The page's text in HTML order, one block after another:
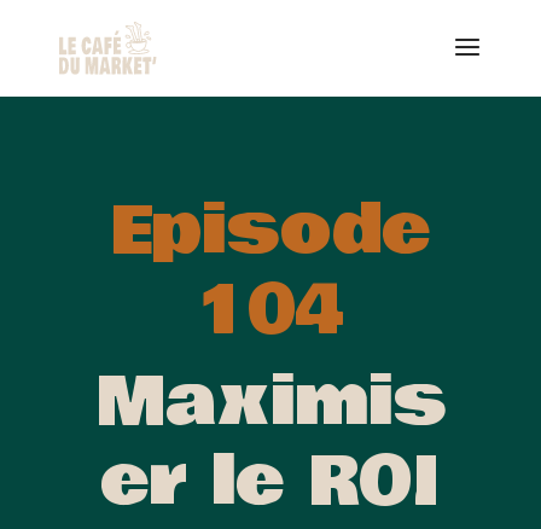
Episode
104
Maximis
er le ROI